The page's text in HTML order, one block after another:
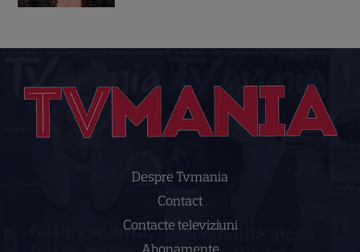
Despre Tvmania
Contact
Contacte televiziuni
Abonamente